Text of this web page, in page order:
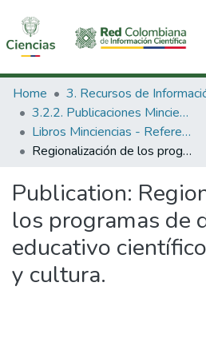
Communities & Collections
All of DSpace
Statistics
Home
3.2.2. Publicaciones Minciencias
Libros Minciencias - Referenciales
Regionalización de los programas de desarrollo educativo científico - tecnológico y cultura.
Publication:
los programas de
educativo
y cultura.